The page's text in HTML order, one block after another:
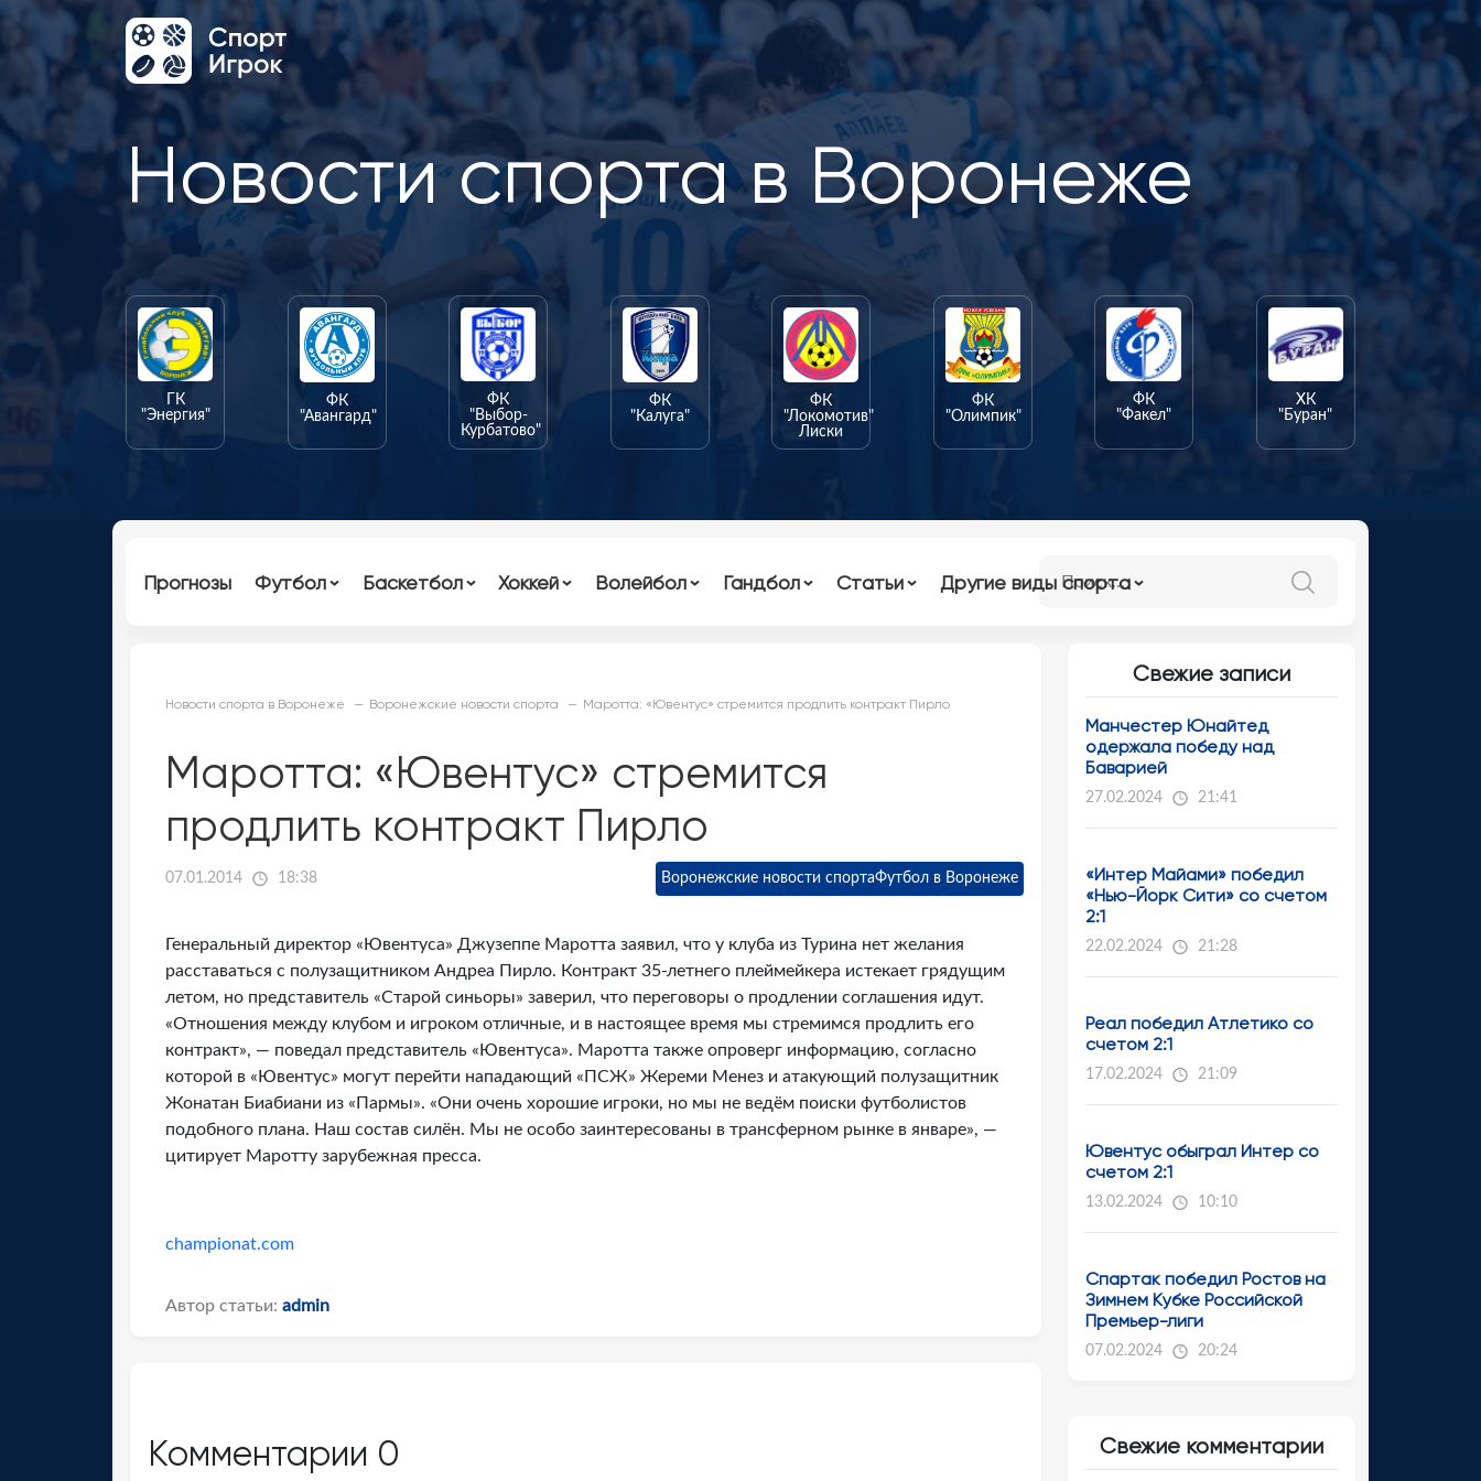
Новости спорта в Воронеже
ГК
"Энергия"
ФК
"Авангард"
ФК
"Выбор-
Курбатово"
ФК
"Калуга"
ФК
"Локомотив"
Лиски
ФК
"Олимпик"
ФК
"Факел"
ХК
"Буран"
Прогнозы Футбол Баскетбол Хоккей Волейбол Гандбол Статьи Другие виды спорта
Новости спорта в Воронеже Воронежские новости спорта Маротта: «Ювентус» стремится продлить контракт Пирло
Маротта: «Ювентус» стремится
продлить контракт Пирло
07.01.2014 18:38 Воронежские новости спортаФутбол в Воронеже
Генеральный директор «Ювентуса» Джузеппе Маротта заявил, что у клуба из Турина нет желания
расставаться с полузащитником Андреа Пирло. Контракт 35-летнего плеймейкера истекает грядущим
летом, но представитель «Старой синьоры» заверил, что переговоры о продлении соглашения идут.
«Отношения между клубом и игроком отличные, и в настоящее время мы стремимся продлить его
контракт», — поведал представитель «Ювентуса». Маротта также опроверг информацию, согласно
которой в «Ювентус» могут перейти нападающий «ПСЖ» Жереми Менез и атакующий полузащитник
Жонатан Биабиани из «Пармы». «Они очень хорошие игроки, но мы не ведём поиски футболистов
подобного плана. Наш состав силён. Мы не особо заинтересованы в трансферном рынке в январе», —
цитирует Маротту зарубежная пресса.
championat.com
Автор статьи: admin
Комментарии 0
Свежие записи
Манчестер Юнайтед
одержала победу над
Баварией
27.02.2024 21:41
«Интер Майами» победил
«Нью-Йорк Сити» со счетом
2:1
22.02.2024 21:28
Реал победил Атлетико со
счетом 2:1
17.02.2024 21:09
Ювентус обыграл Интер со
счетом 2:1
13.02.2024 10:10
Спартак победил Ростов на
Зимнем Кубке Российской
Премьер-лиги
07.02.2024 20:24
Свежие комментарии